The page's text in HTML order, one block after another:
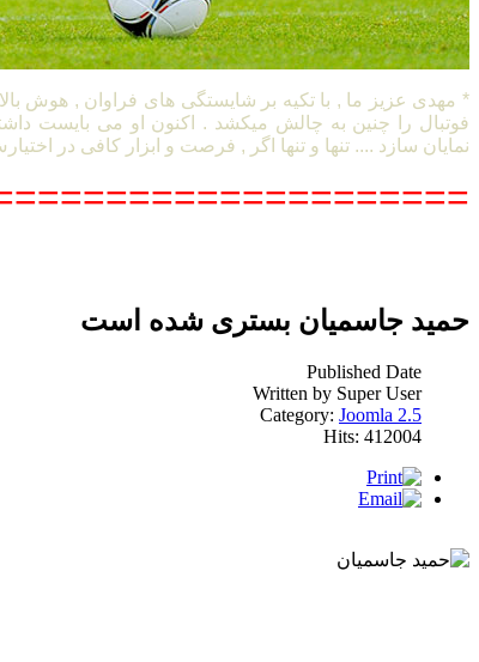
* مهدی عزیز ما , با تکیه بر شایستگی های فراوان , هوش
فوتبال را چنین به چالش میکشد . اکنون او می بایست
نمایان سازد .... تنها و تنها اگر , فرصت و ابزار کافی در
حمید جاسمیان بستری شده است
Published Date
Written by Super User
Category: Joomla 2.5
Hits: 412004